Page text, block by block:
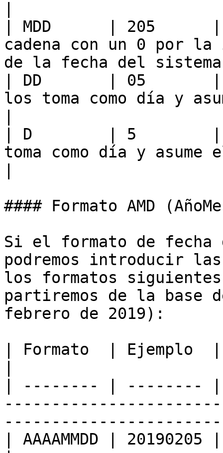
| MDD      | 205      |
cadena con un 0 por
de la fecha del
| DD       | 05       |
los toma como día y
| D        | 5        |
toma como día y
#### Formato AMD
Si el formato de fecha
podremos introducir
los formatos
partiremos de la base
febrero de 2019):
| Formato  | Ejemplo
| -------- | --------
| AAAAMMDD |